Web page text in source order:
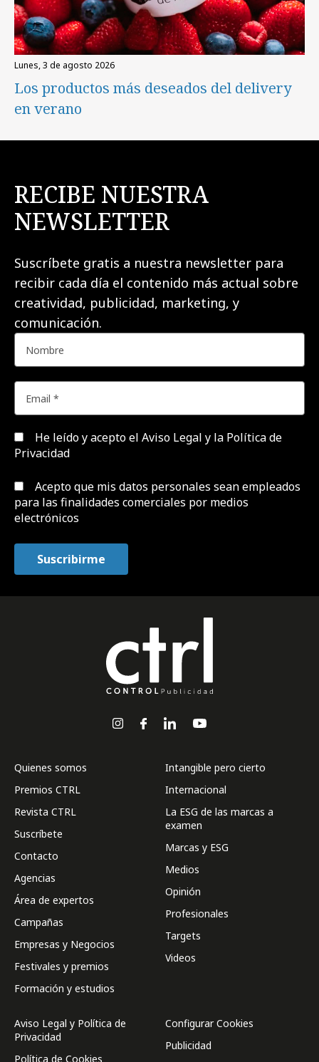
lunes, 3 de agosto 2026
Los productos más deseados del delivery
en verano
RECIBE NUESTRA
NEWSLETTER
Suscríbete gratis a nuestra newsletter para
recibir cada día el contenido más actual sobre
creatividad, publicidad, marketing, y
comunicación.
He leído y acepto el Aviso Legal y la Política de
Privacidad
Acepto que mis datos personales sean empleados
para las finalidades comerciales por medios
electrónicos
Quienes somos
Premios CTRL
Revista CTRL
Suscríbete
Contacto
Agencias
Área de expertos
Campañas
Empresas y Negocios
Festivales y premios
Formación y estudios
Intangible pero cierto
Internacional
La ESG de las marcas a
examen
Marcas y ESG
Medios
Opinión
Profesionales
Targets
Videos
Aviso Legal y Política de
Privacidad
Política de Cookies
Configurar Cookies
Publicidad